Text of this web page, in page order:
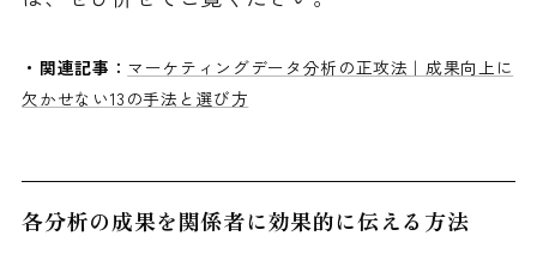
・関連記事： マーケティングデータ分析の正攻法｜成果向上に
欠かせない13の手法と選び方
各分析の成果を関係者に効果的に伝える方法